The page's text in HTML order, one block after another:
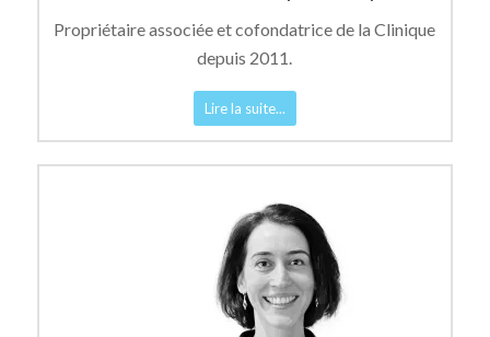
Propriétaire associée et cofondatrice de la Clinique
depuis 2011.
Lire la suite...